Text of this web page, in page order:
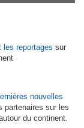
les reportages sur
nouvelles
partenaires sur les
du continent.